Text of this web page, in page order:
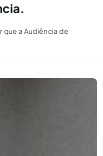
que a Audiência de